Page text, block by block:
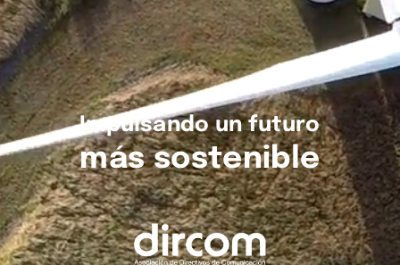
Impulsando un futuro
más sostenible